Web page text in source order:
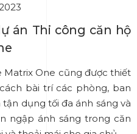
án Thi công căn hộ
Matrix One cũng được thiết
bài trí các phòng, ban
dụng tối đa ánh sáng và
ngập ánh sáng trong căn